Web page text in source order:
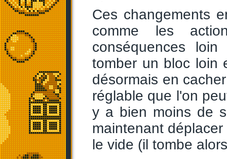
Ces changements
comme les
conséquences
tomber un bloc loin
désormais en
réglable que l'on
y a bien moins de
maintenant
le vide (il tombe